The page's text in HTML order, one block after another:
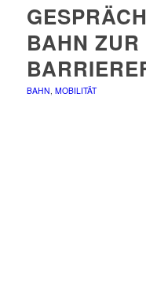
BAHN ZUR
BAHN MOBILITÄT